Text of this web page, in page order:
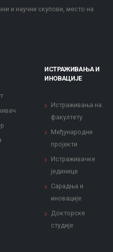
и научни скупови, место на
ИСТРАЖИВАЊА И
ИНОВАЦИЈЕ
Истраживања на
факултету
Међународни
пројекти
Истраживачке
јединице
Сарадња и
иновације
Докторске
студије